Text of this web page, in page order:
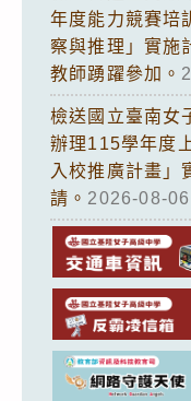
年度能力競賽培
察與推理」實施
教師踴躍參加。
檢送國立臺南女
辦理115學年度
入校推廣計畫」
請。 2026-08-06